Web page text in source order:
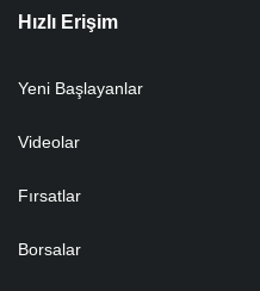
Hızlı Erişim
Yeni Başlayanlar
Videolar
Fırsatlar
Borsalar